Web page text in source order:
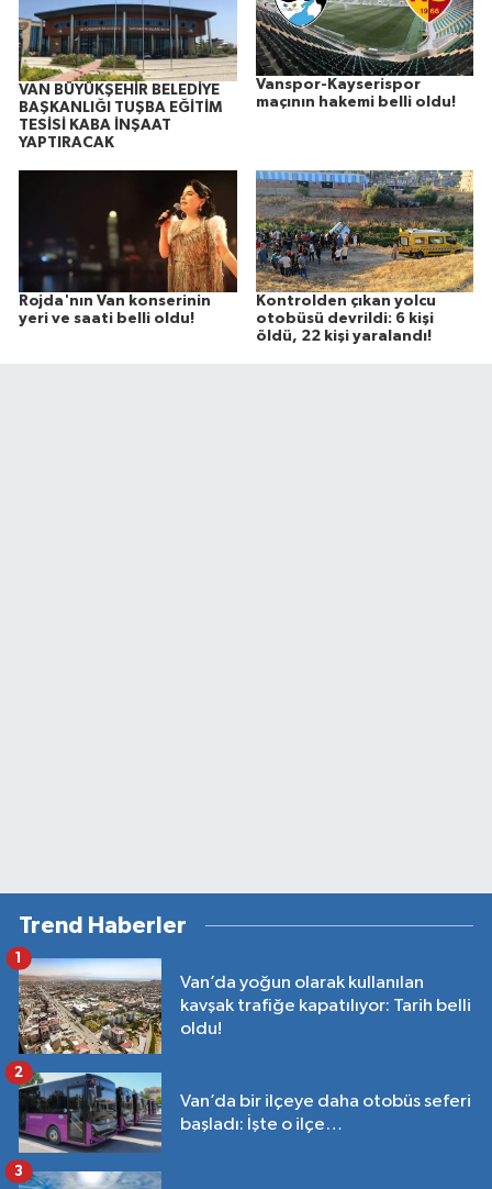
VAN BÜYÜKŞEHİR BELEDİYE
BAŞKANLIĞI TUŞBA EĞİTİM
TESİSİ KABA İNŞAAT
YAPTIRACAK
Vanspor-Kayserispor
maçının hakemi belli oldu!
Rojda'nın Van konserinin
yeri ve saati belli oldu!
Kontrolden çıkan yolcu
otobüsü devrildi: 6 kişi
öldü, 22 kişi yaralandı!
Trend Haberler
Van’da yoğun olarak kullanılan
kavşak trafiğe kapatılıyor: Tarih belli
oldu!
1
Van’da bir ilçeye daha otobüs seferi
başladı: İşte o ilçe…
2
3